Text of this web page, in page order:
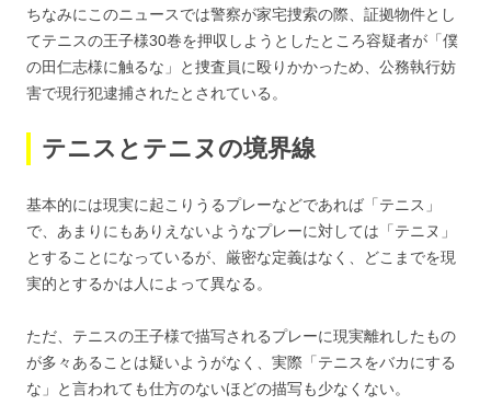
ちなみにこのニュースでは警察が家宅捜索の際、証拠物件とし
てテニスの王子様30巻を押収しようとしたところ容疑者が「僕
の田仁志様に触るな」と捜査員に殴りかかっため、公務執行妨
害で現行犯逮捕されたとされている。
テニスとテニヌの境界線
基本的には現実に起こりうるプレーなどであれば「テニス」
で、あまりにもありえないようなプレーに対しては「テニヌ」
とすることになっているが、厳密な定義はなく、どこまでを現
実的とするかは人によって異なる。
ただ、テニスの王子様で描写されるプレーに現実離れしたもの
が多々あることは疑いようがなく、実際「テニスをバカにする
な」と言われても仕方のないほどの描写も少なくない。